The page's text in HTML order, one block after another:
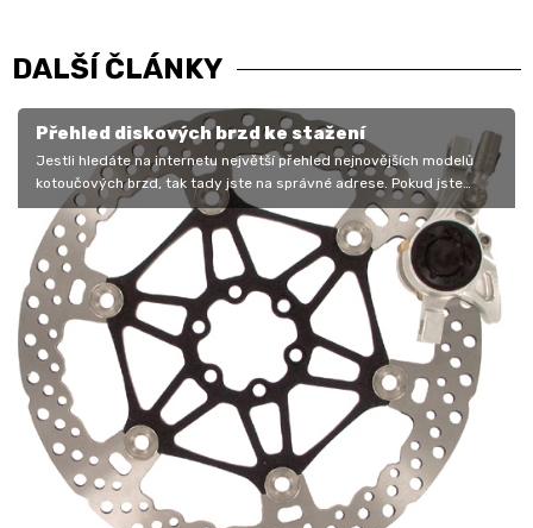
DALŠÍ ČLÁNKY
Přehled diskových brzd ke stažení
Jestli hledáte na internetu největší přehled nejnovějších modelů
kotoučových brzd, tak tady jste na správné adrese. Pokud jste
nesehnali 9.…